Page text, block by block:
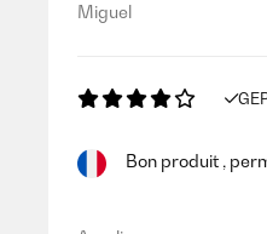
Miguel
Bon produit ,